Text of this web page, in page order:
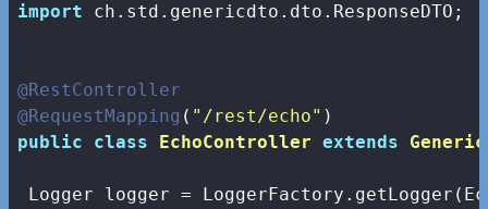
import ch.std.genericdto.dto.ResponseDTO;
@RestController
@RequestMapping ( "/rest/echo"
public
class EchoController extends
Logger logger =